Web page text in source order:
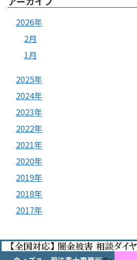
2026年
2月
1月
2025年
2024年
2023年
2022年
2021年
2020年
2019年
2018年
2017年